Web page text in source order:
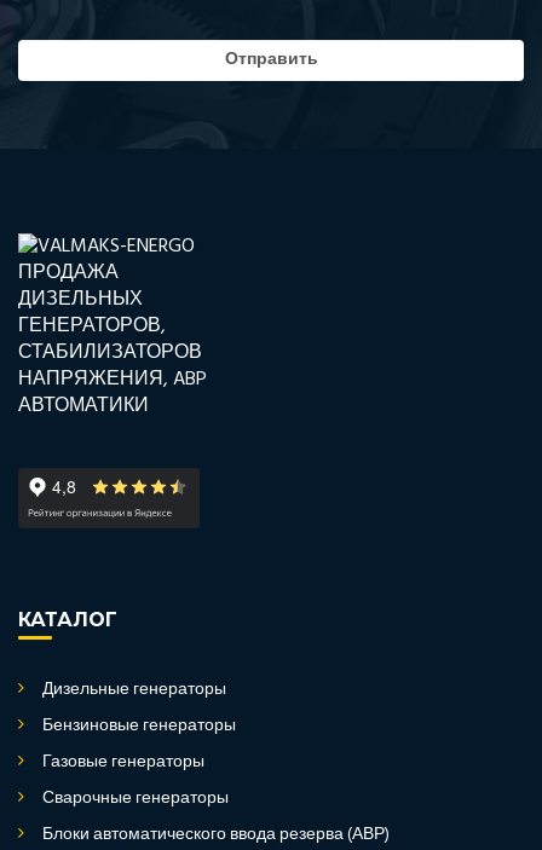
КАТАЛОГ
Дизельные генераторы
Бензиновые генераторы
Газовые генераторы
Сварочные генераторы
Блоки автоматического ввода резерва (АВР)